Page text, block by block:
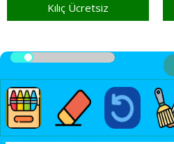
Kılıç Ücretsiz